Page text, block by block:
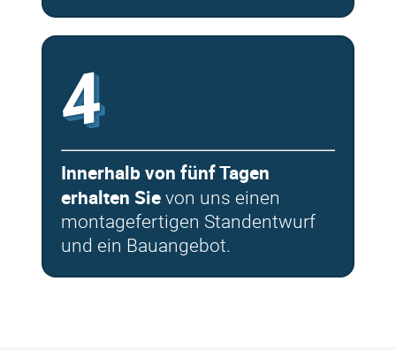
4
Innerhalb von fünf Tagen
erhalten Sie von uns einen
montagefertigen Standentwurf
und ein Bauangebot.